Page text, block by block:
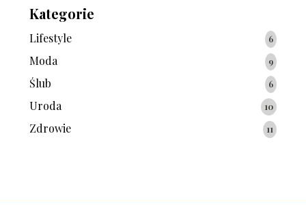
Kategorie
Lifestyle 6
Moda 9
Ślub 6
Uroda 10
Zdrowie 11